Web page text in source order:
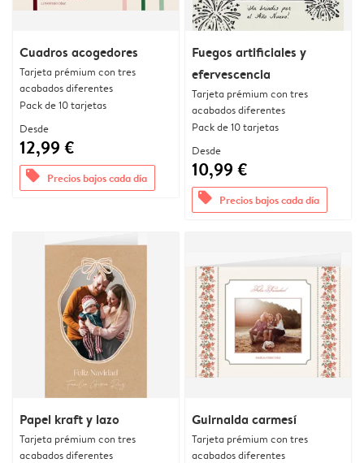
Cuadros acogedores
Tarjeta prémium con tres
acabados diferentes
Pack de 10 tarjetas
Desde
12,99 €
offers Precios bajos cada día
Fuegos artificiales y
efervescencia
Tarjeta prémium con tres
acabados diferentes
Pack de 10 tarjetas
Desde
10,99 €
offers Precios bajos cada día
Papel kraft y lazo
Tarjeta prémium con tres
acabados diferentes
Guirnalda carmesí
Tarjeta prémium con tres
acabados diferentes